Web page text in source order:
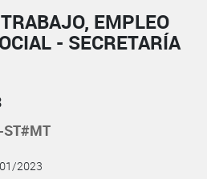
EMPLEO
- SECRETARÍA
2023